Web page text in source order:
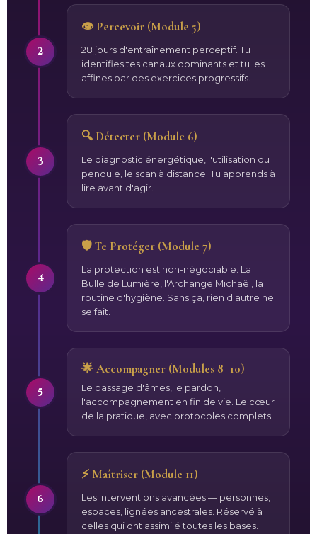
2
👁️ Percevoir (Module 5)
28 jours d'entraînement perceptif. Tu
identifies tes canaux dominants et tu les
affines par des exercices progressifs.
🔍 Détecter (Module 6)
Le diagnostic énergétique, l'utilisation du
pendule, le scan à distance. Tu apprends à
lire avant d'agir.
3
4
🛡️ Te Protéger (Module 7)
La protection est non-négociable. La
Bulle de Lumière, l'Archange Michaël, la
routine d'hygiène. Sans ça, rien d'autre ne
se fait.
🌟 Accompagner (Modules 8–10)
Le passage d'âmes, le pardon,
l'accompagnement en fin de vie. Le cœur
de la pratique, avec protocoles complets.
5
6
⚡ Maîtriser (Module 11)
Les interventions avancées — personnes,
espaces, lignées ancestrales. Réservé à
celles qui ont assimilé toutes les bases.